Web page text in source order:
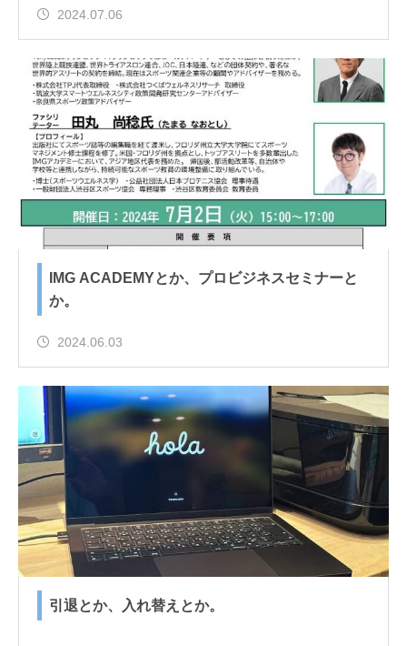
2024.07.06
IMG ACADEMYとか、プロビジネスセミナーと
か。
2024.06.03
引退とか、入れ替えとか。